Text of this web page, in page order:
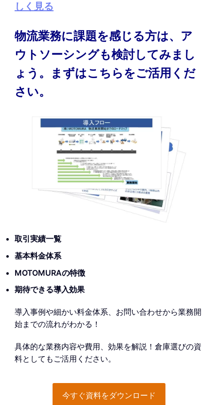
しく見る
物流業務に課題を感じる方は、ア
ウトソーシングも検討してみまし
ょう。まずはこちらをご活用くだ
さい。
取引実績一覧
基本料金体系
MOTOMURAの特徴
期待できる導入効果
導入事例や細かい料金体系、お問い合わせから業務開
始までの流れがわかる！
具体的な業務内容や費用、効果を解説！倉庫選びの資
料としてもご活用ください。
今すぐ資料をダウンロード